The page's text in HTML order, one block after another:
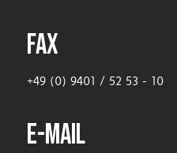
FAX
+49 (0) 9401 / 52 53 - 10
E-MAIL